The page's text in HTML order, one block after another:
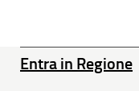
Entra in Regione